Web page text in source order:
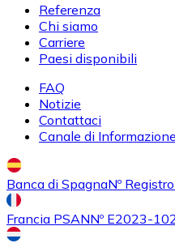
AcquistareAlgorandcon
ALGO
Referenza
Chi siamo
Carriere
Paesi disponibili
FAQ
Notizie
Contattaci
Canale di Informazione
Banca di SpagnaNº
Francia PSANNº E2023-102